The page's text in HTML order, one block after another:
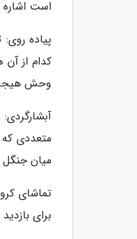
است اشاره
کدام از
وحش
متعددی که
میان جنگل
برای